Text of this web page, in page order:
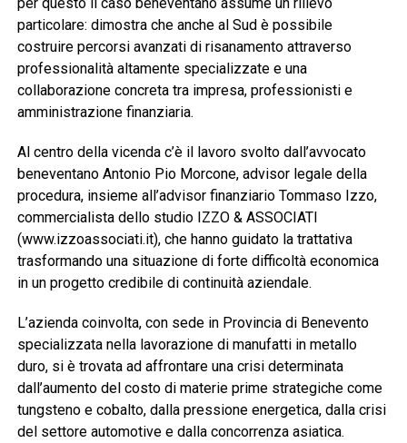
particolare: dimostra che anche al Sud è possibile
costruire percorsi avanzati di risanamento attraverso
professionalità altamente specializzate e una
collaborazione concreta tra impresa, professionisti e
amministrazione finanziaria.
Al centro della vicenda c’è il lavoro svolto dall’avvocato
beneventano Antonio Pio Morcone, advisor legale della
procedura, insieme all’advisor finanziario Tommaso Izzo,
commercialista dello studio IZZO & ASSOCIATI
(www.izzoassociati.it), che hanno guidato la trattativa
trasformando una situazione di forte difficoltà economica
in un progetto credibile di continuità aziendale.
L’azienda coinvolta, con sede in Provincia di Benevento
specializzata nella lavorazione di manufatti in metallo
duro, si è trovata ad affrontare una crisi determinata
dall’aumento del costo di materie prime strategiche come
tungsteno e cobalto, dalla pressione energetica, dalla crisi
del settore automotive e dalla concorrenza asiatica.